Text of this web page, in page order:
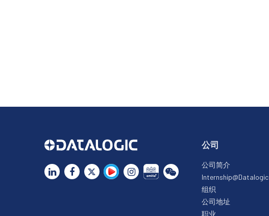
公司
公司简介
Internship@Datalogic
组织
公司地址
职业